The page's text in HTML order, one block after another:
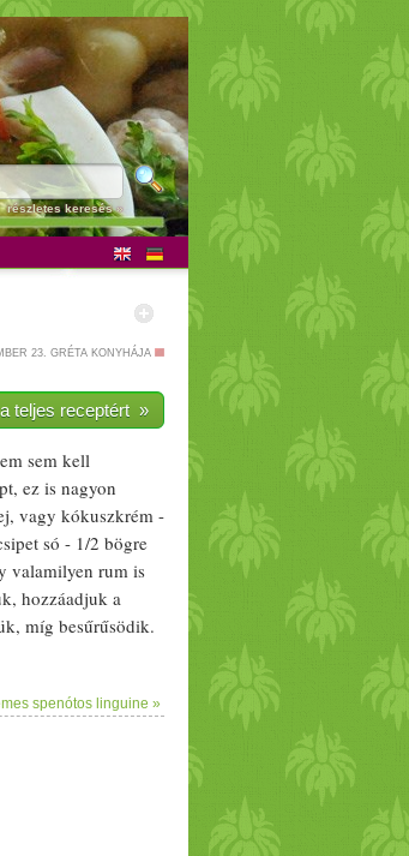
részletes keresés »
23. GRÉTA KONYHÁJA
teljes receptért »
sem kell
ez is nagyon
, vagy kókuszkrém -
só - 1/­­2 bögre
valamilyen rum is
hozzáadjuk a
míg besűrűsödik.
spenótos linguine »